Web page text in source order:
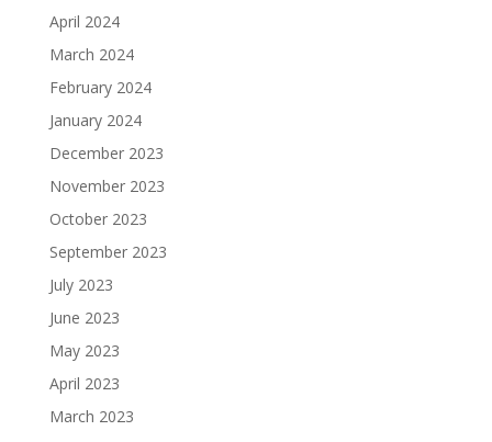
April 2024
March 2024
February 2024
January 2024
December 2023
November 2023
October 2023
September 2023
July 2023
June 2023
May 2023
April 2023
March 2023